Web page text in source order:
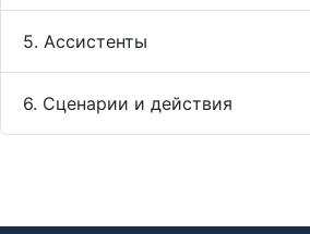
5. Ассистенты
6. Сценарии и действия